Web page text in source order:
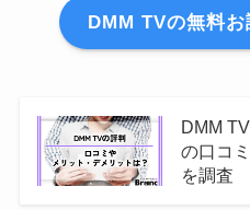
DMM TVの無料
DMM
の口コ
を調査